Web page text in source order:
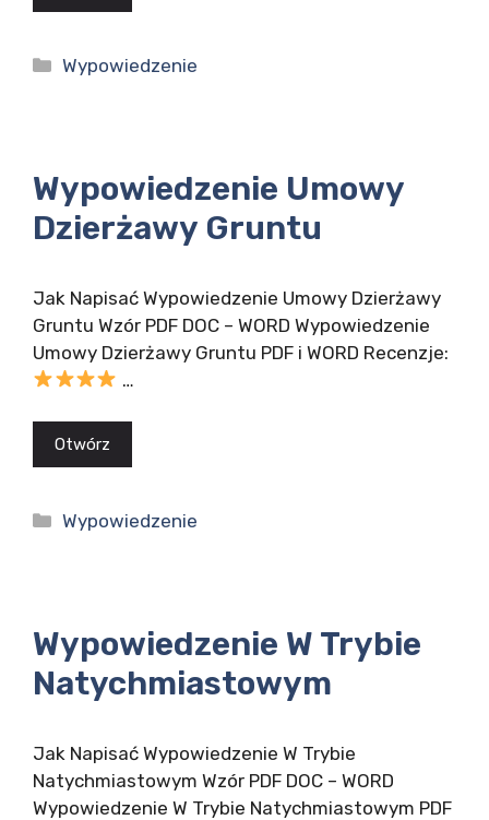
Kategorie
Wypowiedzenie
Wypowiedzenie Umowy
Dzierżawy Gruntu
Jak Napisać Wypowiedzenie Umowy Dzierżawy
Gruntu Wzór PDF DOC – WORD Wypowiedzenie
Umowy Dzierżawy Gruntu PDF i WORD Recenzje:
…
Otwórz
Kategorie
Wypowiedzenie
Wypowiedzenie W Trybie
Natychmiastowym
Jak Napisać Wypowiedzenie W Trybie
Natychmiastowym Wzór PDF DOC – WORD
Wypowiedzenie W Trybie Natychmiastowym PDF